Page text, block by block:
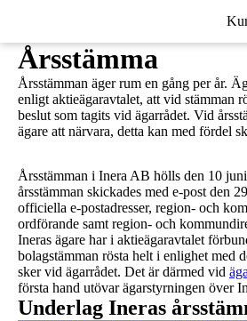
Årsstämma
Årsstämman äger rum en gång per år.
enligt aktieägaravtalet, att vid stämman
beslut som tagits vid ägarrådet. Vid
ägare att närvara, detta kan med fördel
Årsstämman i Inera AB hölls den 10
årsstämman skickades med e-post den
officiella e-postadresser, region- och
ordförande samt region- och
Ineras ägare har i aktieägaravtalet
bolagstämman rösta helt i enlighet med
sker vid ägarrådet. Det är därmed vid
första hand utövar ägarstyrningen över
Underlag Ineras